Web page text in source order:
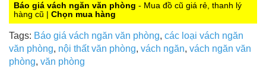
Báo giá vách ngăn văn phòng - Mua đồ cũ giá rẻ, thanh lý
hàng cũ | Chọn mua hàng
Tags: Báo giá vách ngăn văn phòng, các loại vách ngăn
văn phòng, nội thất văn phòng, vách ngăn, vách ngăn văn
phòng, văn phòng